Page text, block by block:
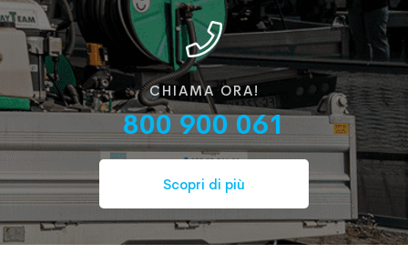
CHIAMA ORA!
800 900 061
Scopri di più